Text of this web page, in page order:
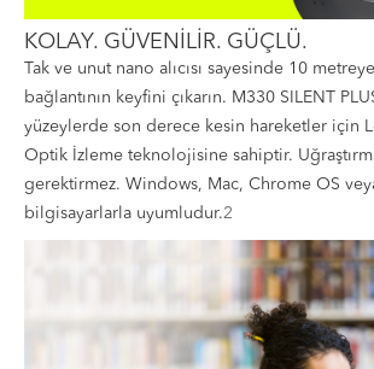
KOLAY. GÜVENİLİR. GÜÇLÜ.
Tak ve unut nano alıcısı sayesinde 10
bağlantının keyfini çıkarın. M330 SILENT
yüzeylerde son derece kesin hareketler için
Optik İzleme teknolojisine sahiptir.
gerektirmez. Windows, Mac, Chrome OS
bilgisayarlarla uyumludur.2